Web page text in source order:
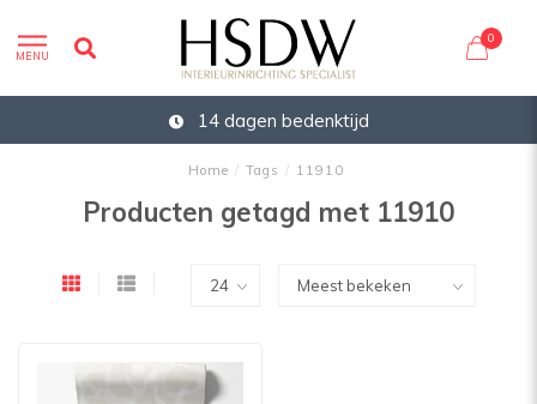
MENU
0
14 dagen bedenktijd
Home / Tags / 11910
Producten getagd met 11910